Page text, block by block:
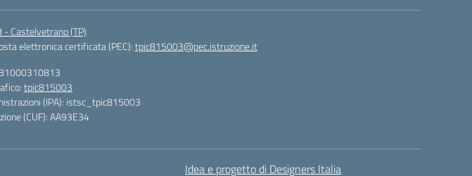
- Castelvetrano (TP)
elettronica certificata (PEC):tpic815003@pec.istruzione.it
tpic815003
(IPA): istsc_tpic815003
(CUF): AA93E34
Idea e progetto di Designers Italia